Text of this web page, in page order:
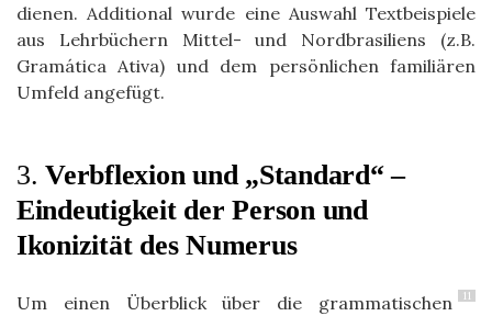
dienen. Additional wurde eine Auswahl Textbeispiele
aus Lehrbüchern Mittel- und Nordbrasiliens (z.B.
Gramática Ativa) und dem persönlichen familiären
Umfeld angefügt.
3.Verbflexion und „Standard“ –
Eindeutigkeit der Person und
Ikonizität des Numerus
11
Um einen Überblick über die grammatischen